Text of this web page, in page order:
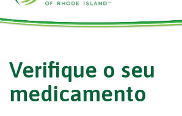
Verifique o seu
medicamento